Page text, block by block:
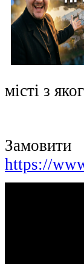
місті з
https://